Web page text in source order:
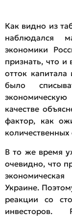
Как видно из
наблюдался
экономики
признать, что
отток
было
качестве
фактор, как
В то же время
очевидно, что
Украине.
реакции со
инвесторов.